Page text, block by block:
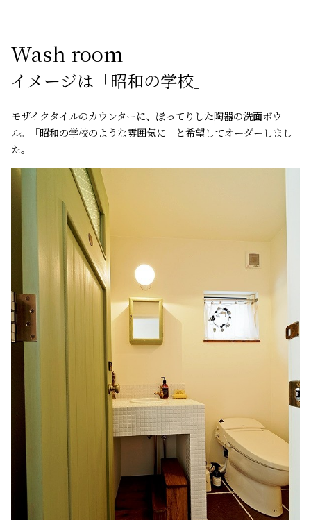
Wash room
イメージは「昭和の学校」
モザイクタイルのカウンターに、ぽってりした陶器の洗面ボウ
ル。「昭和の学校のような雰囲気に」と希望してオーダーしまし
た。